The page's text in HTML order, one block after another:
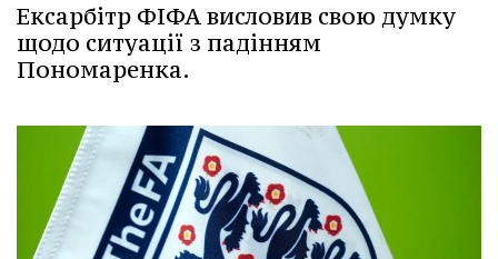
Ексарбітр ФІФА висловив свою думку
щодо ситуації з падінням
Пономаренка.